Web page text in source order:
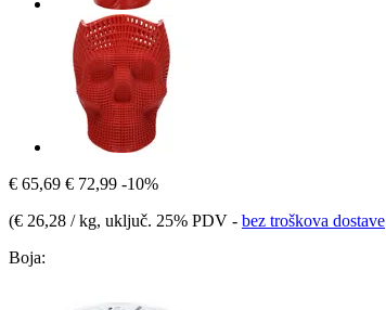
€ 65,69 € 72,99 -10%
(€ 26,28 / kg, uključ. 25% PDV - bez troškova dostave
Boja: